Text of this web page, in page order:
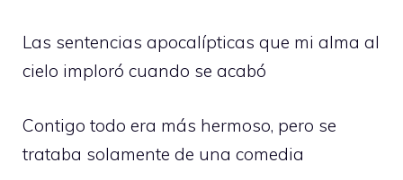
Las sentencias apocalípticas que mi alma al
cielo imploró cuando se acabó
Contigo todo era más hermoso, pero se
trataba solamente de una comedia